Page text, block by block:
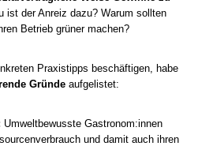
ist der Anreiz dazu? Warum sollten
Betrieb grüner machen?
Praxistipps beschäftigen, habe
Gründe aufgelistet:
Umweltbewusste Gastronom:innen
und damit auch ihren